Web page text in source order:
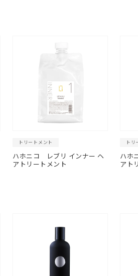
トリートメント
ハホニコ
レブリ インナー ヘ
アトリートメント
トリ
ハホ
アト